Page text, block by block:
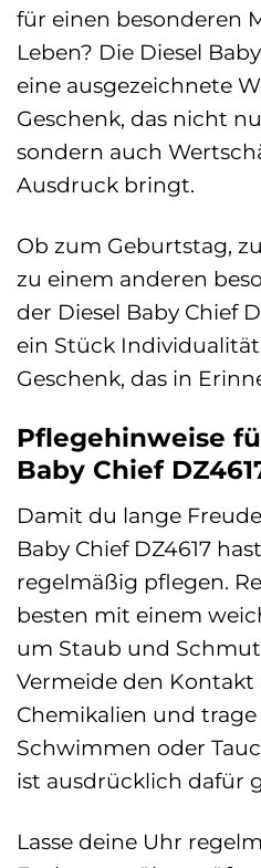
für einen besonderen
Leben? Die Diesel
eine ausgezeichnete
Geschenk, das nicht
sondern auch
Ausdruck bringt.
Ob zum Geburtstag,
zu einem anderen
der Diesel Baby Chief
ein Stück
Geschenk, das in
Pflegehinweise
Baby Chief
Damit du lange
Baby Chief DZ4617
regelmäßig pflegen.
besten mit einem
um Staub und
Vermeide den Kontakt
Chemikalien und
Schwimmen oder
ist ausdrücklich dafür
Lasse deine Uhr